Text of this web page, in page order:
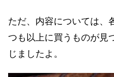
ただ、内容については、
つも以上に買うものが見
じましたよ。